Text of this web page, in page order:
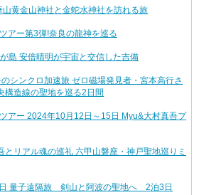
黄金山神社と金蛇水神社を訪れる旅
アー第3弾!奈良の龍神を巡る
島 安倍晴明が宇宙と交信した吉備
シンクロ加速旅 ゼロ磁場発見者・宮本高行さ
構造線の聖地を巡る2日間
アー 2024年10月12日～15日 Myu&大村真吾プ
とリアル魂の巡礼 六甲山磐座・神戸聖地巡りミ
量子遠隔旅 剣山と阿波の聖地へ 2泊3日